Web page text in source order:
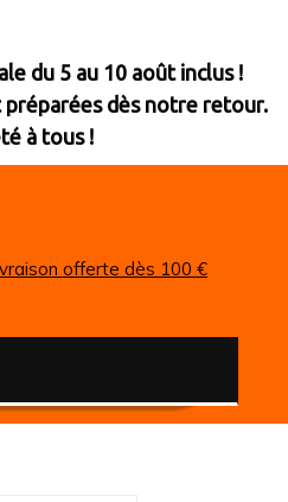
du 5 au 10 août inclus !
dès notre retour.
à tous !
offerte dès 100 €